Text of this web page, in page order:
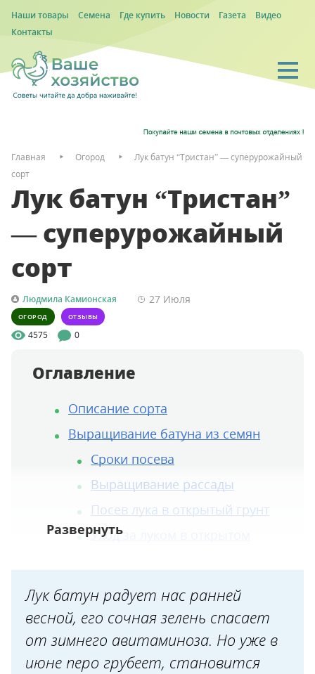
Наши товары Семена Где купить Новости Газета
Видео
Контакты
Главная Огород
Лук батун “Тристан” — суперурожайный
сорт
Лук батун “Тристан”
— суперурожайный
сорт
Людмила Камионская 27 Июля
ОГОРОД ОТЗЫВЫ
4575 0
Оглавление
Описание сорта
Выращивание батуна из семян
Сроки посева
Выращивание рассады
Посев лука в открытый грунт
Уход за луком в открытом
Защита от болезней и
вредителей
Зимовка и весенний уход
Лук батун радует нас ранней
весной, его сочная зелень спасает
от зимнего авитаминоза. Но уже в
июне перо грубеет, становится